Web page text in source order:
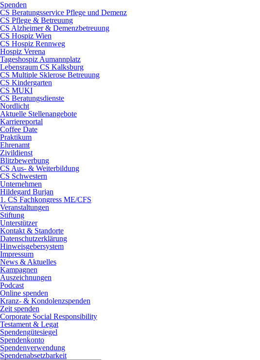
Spenden
CS Beratungsservice Pflege und Demenz
CS Pflege & Betreuung
CS Alzheimer & Demenzbetreuung
CS Hospiz Wien
CS Hospiz Rennweg
Hospiz Verena
Tageshospiz Aumannplatz
Lebensraum CS Kalksburg
CS Multiple Sklerose Betreuung
CS Kindergarten
CS MUKI
CS Beratungsdienste
Nordlicht
Aktuelle Stellenangebote
Karriereportal
Coffee Date
Praktikum
Ehrenamt
Zivildienst
Blitzbewerbung
CS Aus- & Weiterbildung
CS Schwestern
Unternehmen
Hildegard Burjan
1. CS Fachkongress ME/CFS
Veranstaltungen
Stiftung
Unterstützer
Kontakt & Standorte
Datenschutzerklärung
Hinweisgebersystem
Impressum
News & Aktuelles
Kampagnen
Auszeichnungen
Podcast
Online spenden
Kranz- & Kondolenzspenden
Zeit spenden
Corporate Social Responsibility
Testament & Legat
Spendengütesiegel
Spendenkonto
Spendenverwendung
Spendenabsetzbarkeit